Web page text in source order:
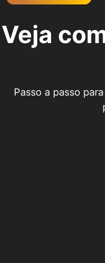
Veja
Passo a passo